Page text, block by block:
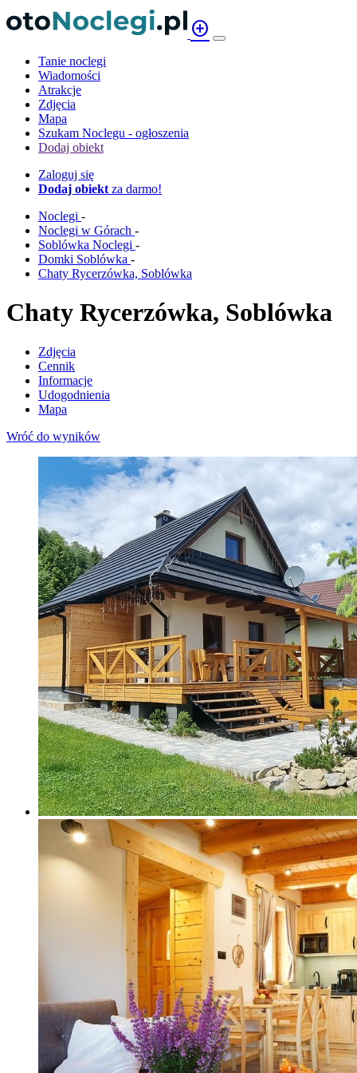
add_circle
Tanie noclegi
Wiadomości
Atrakcje
Zdjęcia
Mapa
Szukam Noclegu - ogłoszenia
Dodaj obiekt
Zaloguj się
Dodaj obiekt za darmo!
Noclegi -
Noclegi w Górach -
Soblówka Noclegi -
Domki Soblówka -
Chaty Rycerzówka, Soblówka
Chaty Rycerzówka, Soblówka
Zdjęcia
Cennik
Informacje
Udogodnienia
Mapa
Wróć do wyników